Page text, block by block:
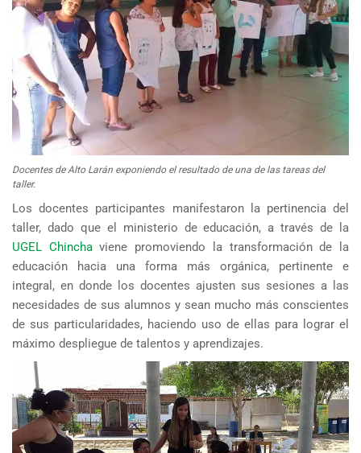
Docentes de Alto Larán exponiendo el resultado de una de las tareas del
taller.
Los docentes participantes manifestaron la pertinencia del
taller, dado que el ministerio de educación, a través de la
UGEL Chinchaviene promoviendo la transformación de la
educación hacia una forma más orgánica, pertinente e
integral, en donde los docentes ajusten sus sesiones a las
necesidades de sus alumnos y sean mucho más conscientes
de sus particularidades, haciendo uso de ellas para lograr el
máximo despliegue de talentos y aprendizajes.